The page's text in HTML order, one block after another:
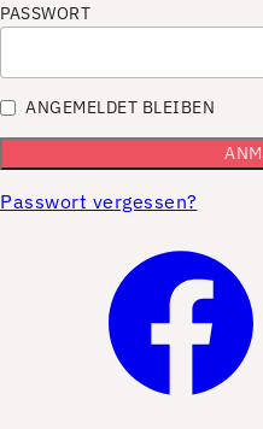
PASSWORT
ANGEMELDET BLEIBEN
Passwort vergessen?